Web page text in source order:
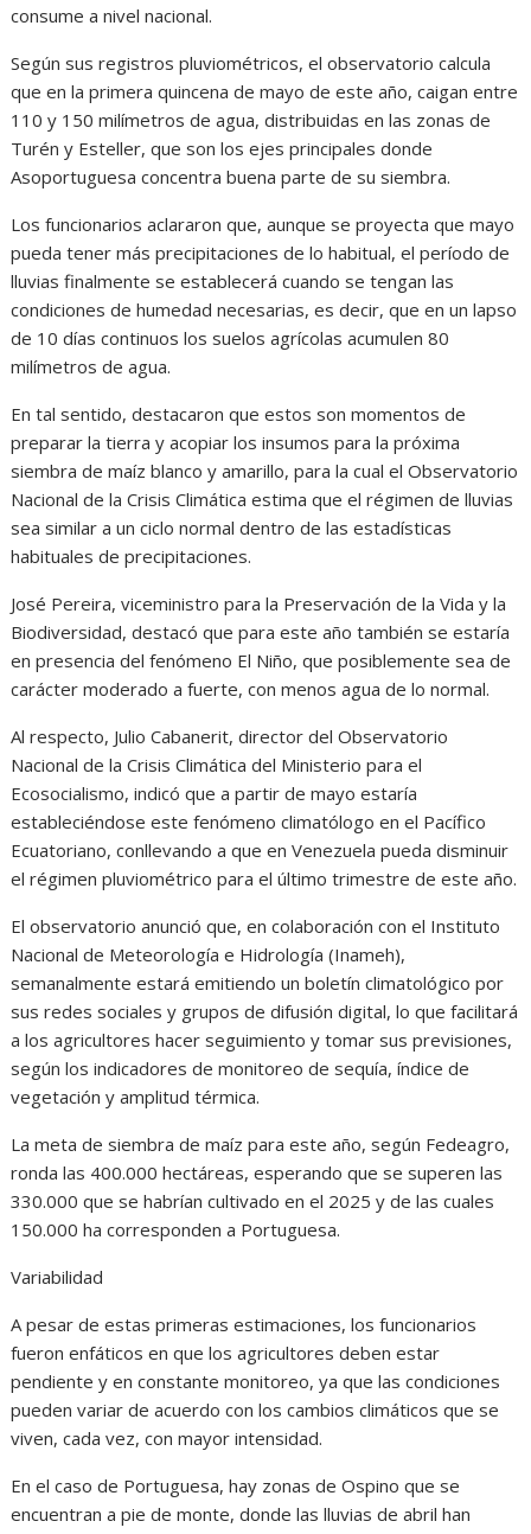
consume a nivel nacional.
Según sus registros pluviométricos, el observatorio calcula
que en la primera quincena de mayo de este año, caigan entre
110 y 150 milímetros de agua, distribuidas en las zonas de
Turén y Esteller, que son los ejes principales donde
Asoportuguesa concentra buena parte de su siembra.
Los funcionarios aclararon que, aunque se proyecta que mayo
pueda tener más precipitaciones de lo habitual, el período de
lluvias finalmente se establecerá cuando se tengan las
condiciones de humedad necesarias, es decir, que en un lapso
de 10 días continuos los suelos agrícolas acumulen 80
milímetros de agua.
En tal sentido, destacaron que estos son momentos de
preparar la tierra y acopiar los insumos para la próxima
siembra de maíz blanco y amarillo, para la cual el Observatorio
Nacional de la Crisis Climática estima que el régimen de lluvias
sea similar a un ciclo normal dentro de las estadísticas
habituales de precipitaciones.
José Pereira, viceministro para la Preservación de la Vida y la
Biodiversidad, destacó que para este año también se estaría
en presencia del fenómeno El Niño, que posiblemente sea de
carácter moderado a fuerte, con menos agua de lo normal.
Al respecto, Julio Cabanerit, director del Observatorio
Nacional de la Crisis Climática del Ministerio para el
Ecosocialismo, indicó que a partir de mayo estaría
estableciéndose este fenómeno climatólogo en el Pacífico
Ecuatoriano, conllevando a que en Venezuela pueda disminuir
el régimen pluviométrico para el último trimestre de este año.
El observatorio anunció que, en colaboración con el Instituto
Nacional de Meteorología e Hidrología (Inameh),
semanalmente estará emitiendo un boletín climatológico por
sus redes sociales y grupos de difusión digital, lo que facilitará
a los agricultores hacer seguimiento y tomar sus previsiones,
según los indicadores de monitoreo de sequía, índice de
vegetación y amplitud térmica.
La meta de siembra de maíz para este año, según Fedeagro,
ronda las 400.000 hectáreas, esperando que se superen las
330.000 que se habrían cultivado en el 2025 y de las cuales
150.000 ha corresponden a Portuguesa.
Variabilidad
A pesar de estas primeras estimaciones, los funcionarios
fueron enfáticos en que los agricultores deben estar
pendiente y en constante monitoreo, ya que las condiciones
pueden variar de acuerdo con los cambios climáticos que se
viven, cada vez, con mayor intensidad.
En el caso de Portuguesa, hay zonas de Ospino que se
encuentran a pie de monte, donde las lluvias de abril han